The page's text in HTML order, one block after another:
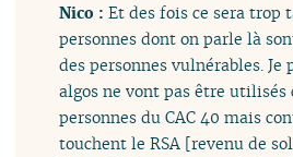
Nico :Et des fois ce sera trop
personnes dont on parle là
des personnes vulnérables. Je
algos ne vont pas être utilisés
personnes du CAC 40 mais
touchent le RSA [revenu de